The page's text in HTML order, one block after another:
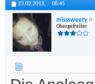
23.02.2013, 08:45
misssweety
Obergefreiter